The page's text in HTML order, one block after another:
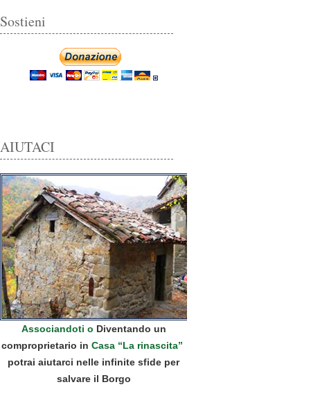
Sostieni
AIUTACI
Associandoti o Diventando un
comproprietario in Casa “La rinascita”
potrai aiutarci nelle infinite sfide per
salvare il Borgo